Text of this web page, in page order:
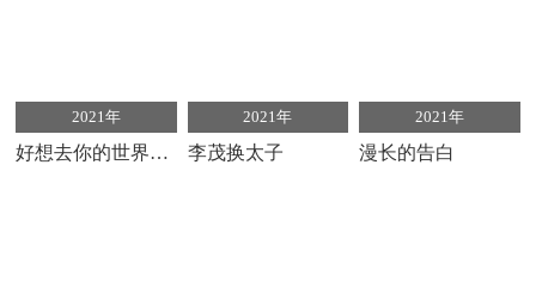
2021年
好想去你的世界爱你
2021年
李茂换太子
2021年
漫长的告白